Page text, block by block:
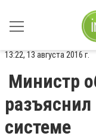
13:22, 13 августа 2016 г.
Министр
системе